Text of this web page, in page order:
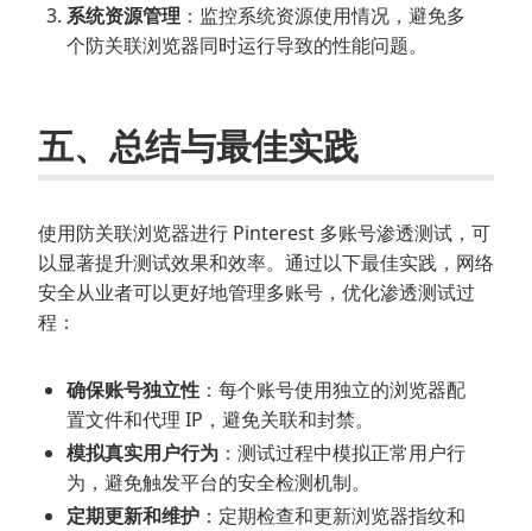
系统资源管理 ：监控系统资源使用情况，避免多
个防关联浏览器同时运行导致的性能问题。
五、总结与最佳实践
使用防关联浏览器进行 Pinterest 多账号渗透测试，可
以显著提升测试效果和效率。通过以下最佳实践，网络
安全从业者可以更好地管理多账号，优化渗透测试过
程：
确保账号独立性 ：每个账号使用独立的浏览器配
置文件和代理 IP，避免关联和封禁。
模拟真实用户行为 ：测试过程中模拟正常用户行
为，避免触发平台的安全检测机制。
定期更新和维护 ：定期检查和更新浏览器指纹和